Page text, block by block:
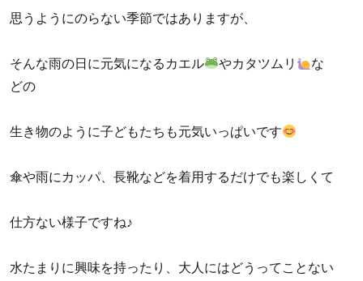
思うようにのらない季節ではありますが、
そんな雨の日に元気になるカエル やカタツムリ
な
どの
生き物のように子どもたちも元気いっぱいです
傘や雨にカッパ、長靴などを着用するだけでも楽しくて
仕方ない様子ですね♪
水たまりに興味を持ったり、大人にはどうってことない